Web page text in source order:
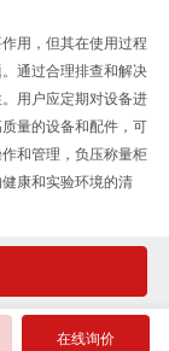
用，但其在使用过程
通过合理排查和解决
用户应定期对设备进
量的设备和配件，可
和管理，负压称量柜
康和实验环境的清
在线询价